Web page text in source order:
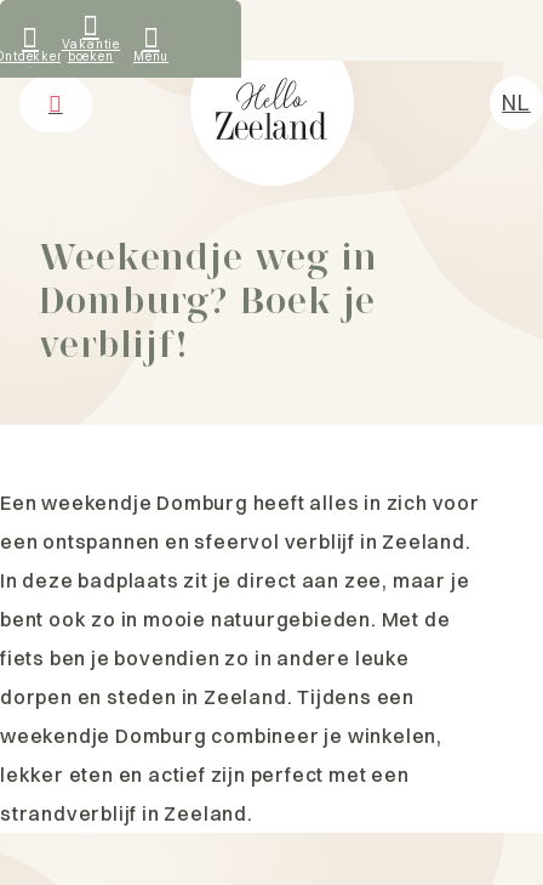
Vakantiehuizen
Verhuur
Over ons
Contact
Vakantie
boeken Menu
Wat onze gasten zeggen
NL
Weekendje weg in
Domburg? Boek je
verblijf!
Een weekendje Domburg heeft alles in zich voor
een ontspannen en sfeervol verblijf in Zeeland.
In deze badplaats zit je direct aan zee, maar je
bent ook zo in mooie natuurgebieden. Met de
fiets ben je bovendien zo in andere leuke
dorpen en steden in Zeeland. Tijdens een
weekendje Domburg combineer je winkelen,
lekker eten en actief zijn perfect met een
strandverblijf in Zeeland.